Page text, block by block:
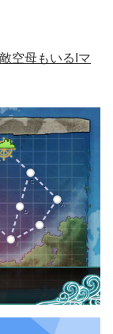
敵空母もいるIマ